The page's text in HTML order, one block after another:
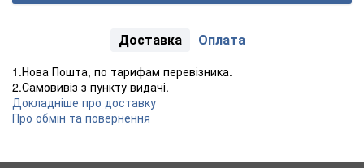
Доставка Оплата
1.Нова Пошта, по тарифам перевізника.
2.Самовивіз з пункту видачі.
Докладніше про доставку
Про обмін та повернення